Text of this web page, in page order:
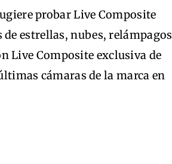
probar Live Composite
estrellas, nubes, relámpagos
Live Composite exclusiva de
cámaras de la marca en